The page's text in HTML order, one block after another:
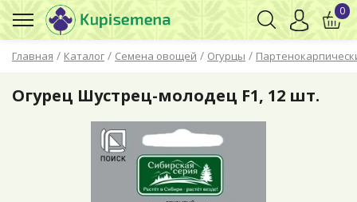
Главная / Каталог / Семена овощей / Огурцы /
0
Огурец Шустрец-молодец F1, 12 шт.